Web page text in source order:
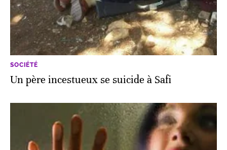
SOCIÉTÉ
Un père incestueux se suicide à Safi